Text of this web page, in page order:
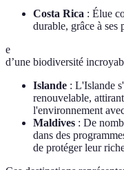
Costa Rica : Élue
durable, grâce à ses
e
d’une biodiversité
Islande : L'Islande
renouvelable,
l'environnement
Maldives : De
dans des
de protéger leur